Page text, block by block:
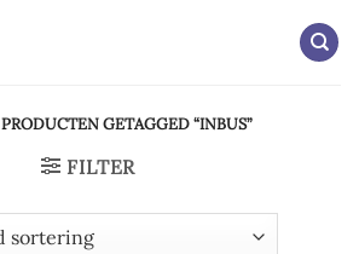
PRODUCTEN GETAGGED “INBUS”
FILTER